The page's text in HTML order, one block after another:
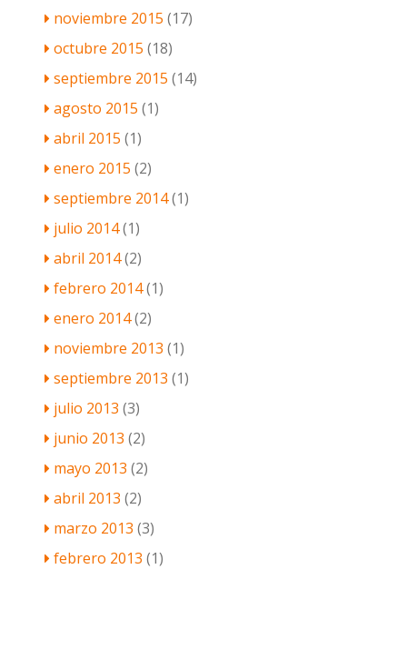
noviembre 2015 (17)
octubre 2015 (18)
septiembre 2015 (14)
agosto 2015 (1)
abril 2015 (1)
enero 2015 (2)
septiembre 2014(1)
julio 2014(1)
abril 2014(2)
febrero 2014(1)
enero 2014(2)
noviembre 2013 (1)
septiembre 2013 (1)
julio 2013 (3)
junio 2013 (2)
mayo 2013 (2)
abril 2013 (2)
marzo 2013 (3)
febrero 2013 (1)